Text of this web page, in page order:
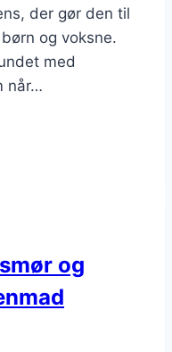
der gør den til
og voksne.
med
når…
og